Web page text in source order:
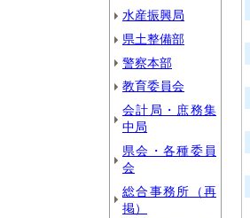
水産振興局
県土整備部
警察本部
教育委員会
会計局・庶務集
中局
県会・各種委員
会
総合事務所（再
掲）